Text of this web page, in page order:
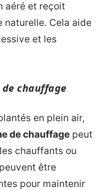
aéré et reçoit
naturelle. Cela aide
et les
chauffage
en plein air,
de chauffage peut
chauffants ou
être
pour maintenir